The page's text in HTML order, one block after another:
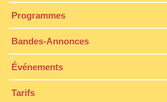
Programmes
Bandes-Annonces
Événements
Tarifs